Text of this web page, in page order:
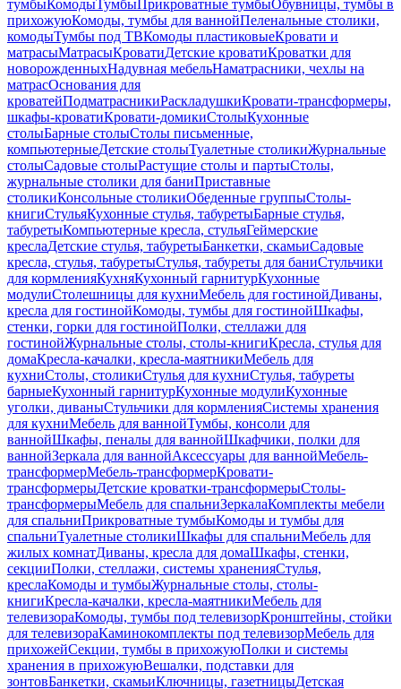
тумбыКомодыТумбыПрикроватные тумбыОбувницы, тумбы в
прихожуюКомоды, тумбы для ваннойПеленальные столики,
комодыТумбы под ТВКомоды пластиковыеКровати и
матрасыМатрасыКроватиДетские кроватиКроватки для
новорожденныхНадувная мебельНаматрасники, чехлы на
матрасОснования для
кроватейПодматрасникиРаскладушкиКровати-трансформеры,
шкафы-кроватиКровати-домикиСтолыКухонные
столыБарные столыСтолы письменные,
компьютерныеДетские столыТуалетные столикиЖурнальные
столыСадовые столыРастущие столы и партыСтолы,
журнальные столики для баниПриставные
столикиКонсольные столикиОбеденные группыСтолы-
книгиСтульяКухонные стулья, табуретыБарные стулья,
табуретыКомпьютерные кресла, стульяГеймерские
креслаДетские стулья, табуретыБанкетки, скамьиСадовые
кресла, стулья, табуретыСтулья, табуреты для баниСтульчики
для кормленияКухняКухонный гарнитурКухонные
модулиСтолешницы для кухниМебель для гостинойДиваны,
кресла для гостинойКомоды, тумбы для гостинойШкафы,
стенки, горки для гостинойПолки, стеллажи для
гостинойЖурнальные столы, столы-книгиКресла, стулья для
домаКресла-качалки, кресла-маятникиМебель для
кухниСтолы, столикиСтулья для кухниСтулья, табуреты
барныеКухонный гарнитурКухонные модулиКухонные
уголки, диваныСтульчики для кормленияСистемы хранения
для кухниМебель для ваннойТумбы, консоли для
ваннойШкафы, пеналы для ваннойШкафчики, полки для
ваннойЗеркала для ваннойАксессуары для ваннойМебель-
трансформерМебель-трансформерКровати-
трансформерыДетские кроватки-трансформерыСтолы-
трансформерыМебель для спальниЗеркалаКомплекты мебели
для спальниПрикроватные тумбыКомоды и тумбы для
спальниТуалетные столикиШкафы для спальниМебель для
жилых комнатДиваны, кресла для домаШкафы, стенки,
секцииПолки, стеллажи, системы храненияСтулья,
креслаКомоды и тумбыЖурнальные столы, столы-
книгиКресла-качалки, кресла-маятникиМебель для
телевизораКомоды, тумбы под телевизорКронштейны, стойки
для телевизораКаминокомплекты под телевизорМебель для
прихожейСекции, тумбы в прихожуюПолки и системы
хранения в прихожуюВешалки, подставки для
зонтовБанкетки, скамьиКлючницы, газетницыДетская